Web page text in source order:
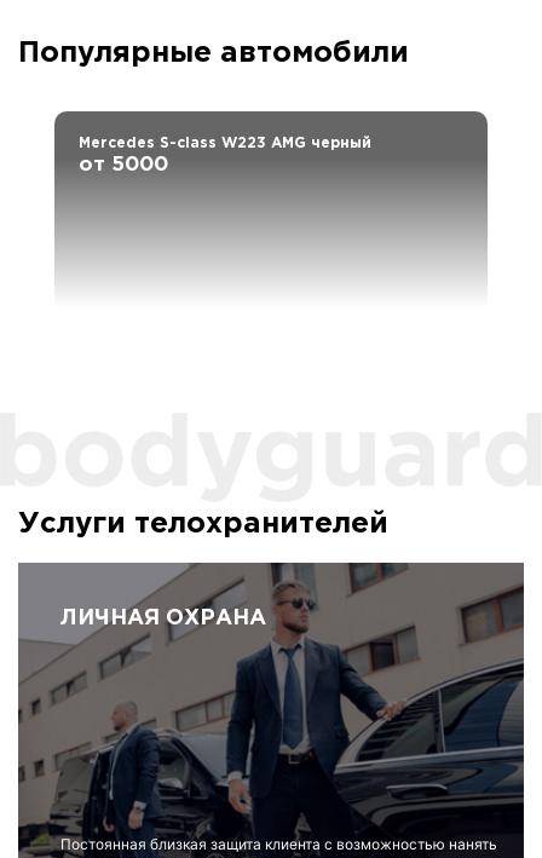
Популярные автомобили
Mercedes S-class W223 AMG черный
от 5000
Услуги телохранителей
ЛИЧНАЯ ОХРАНА
Постоянная близкая защита клиента с возможностью нанять